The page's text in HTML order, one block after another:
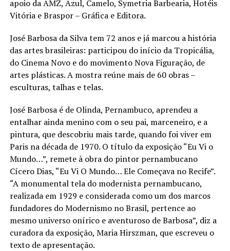
apoio da AMZ, Azul, Camelo, Symetria Barbearia, Hotéis
Vitória e Braspor – Gráfica e Editora.
José Barbosa da Silva tem 72 anos e já marcou a história
das artes brasileiras: participou do início da Tropicália,
do Cinema Novo e do movimento Nova Figuração, de
artes plásticas. A mostra reúne mais de 60 obras –
esculturas, talhas e telas.
José Barbosa é de Olinda, Pernambuco, aprendeu a
entalhar ainda menino com o seu pai, marceneiro, e a
pintura, que descobriu mais tarde, quando foi viver em
Paris na década de 1970. O título da exposição “Eu Vi o
Mundo…”, remete à obra do pintor pernambucano
Cícero Dias, “Eu Vi O Mundo… Ele Começava no Recife”.
“A monumental tela do modernista pernambucano,
realizada em 1929 e considerada como um dos marcos
fundadores do Modernismo no Brasil, pertence ao
mesmo universo onírico e aventuroso de Barbosa”, diz a
curadora da exposição, Maria Hirszman, que escreveu o
texto de apresentação.